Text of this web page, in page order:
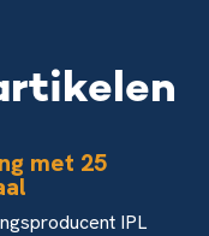
met 25
IPL